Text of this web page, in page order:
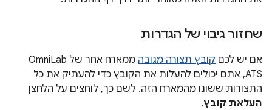
שחזור גיבוי של הגדרות
אם יש לכם קובץ תצורה מגובה
ממארח אחר של OmniLab
ATS, אתם יכולים להעלות את הקובץ כדי להעתיק את כל
התצורות ששונו מהמארח הזה. לשם כך, לוחצים על הלחצן
העלאת קובץ.